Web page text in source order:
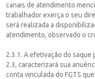
canais de atendimento
trabalhador exerça o seu
será realizada a
atendimento, observado o
2.3.1. A efetivação do
2.3, caracterizará sua
conta vinculada do FGTS